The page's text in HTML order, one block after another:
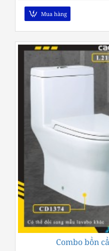
Mua hàng
Combo bồn